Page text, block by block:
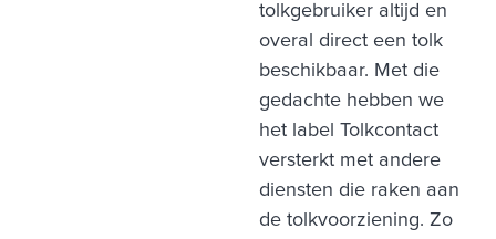
tolkgebruiker altijd en
overal direct een tolk
beschikbaar. Met die
gedachte hebben we
het label Tolkcontact
versterkt met andere
diensten die raken aan
de tolkvoorziening. Zo